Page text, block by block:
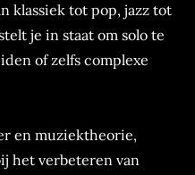
klassiek tot pop, jazz tot
je in staat om solo te
of zelfs complexe
en muziektheorie,
het verbeteren van